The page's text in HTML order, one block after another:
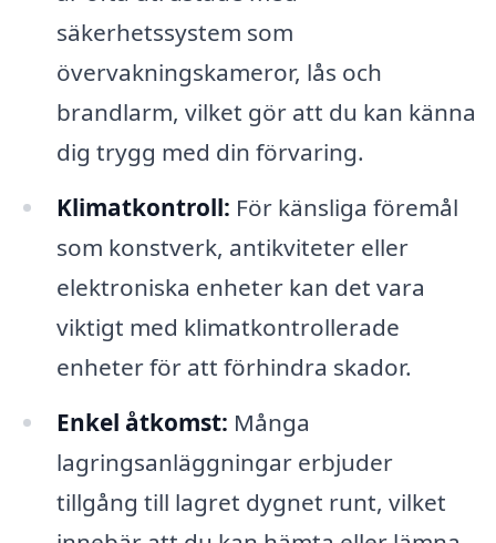
säkerhetssystem som
övervakningskameror, lås och
brandlarm, vilket gör att du kan känna
dig trygg med din förvaring.
Klimatkontroll: För känsliga föremål
som konstverk, antikviteter eller
elektroniska enheter kan det vara
viktigt med klimatkontrollerade
enheter för att förhindra skador.
Enkel åtkomst: Många
lagringsanläggningar erbjuder
tillgång till lagret dygnet runt, vilket